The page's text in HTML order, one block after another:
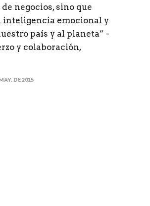
negocios, sino que
inteligencia emocional y
país y al planeta” -
y colaboración,
DE 2015